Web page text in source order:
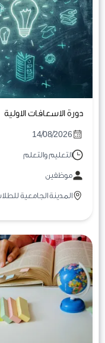
دورة الاسعافات الاولية
14/08/2026
التعليم والتعلم
موظفين
المدينة الجامعية للطلاب مبنى 26 قاعات عمادة